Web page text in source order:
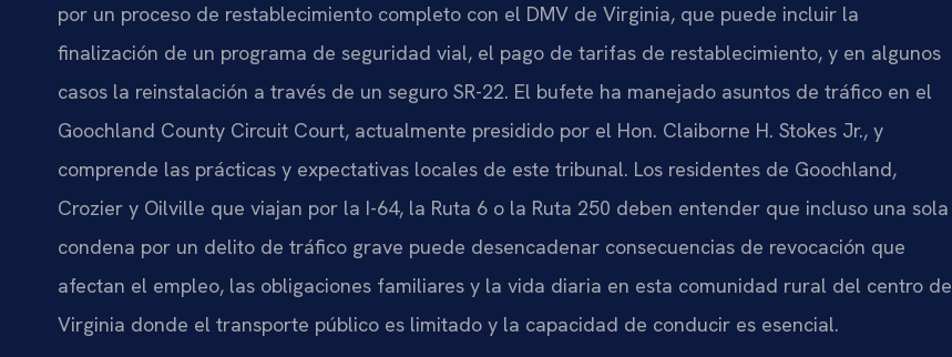
por un proceso de restablecimiento completo con el DMV de Virginia, que puede incluir la
finalización de un programa de seguridad vial, el pago de tarifas de restablecimiento, y en algunos
casos la reinstalación a través de un seguro SR-22. El bufete ha manejado asuntos de tráfico en el
Goochland County Circuit Court, actualmente presidido por el Hon. Claiborne H. Stokes Jr., y
comprende las prácticas y expectativas locales de este tribunal. Los residentes de Goochland,
Crozier y Oilville que viajan por la I-64, la Ruta 6 o la Ruta 250 deben entender que incluso una sola
condena por un delito de tráfico grave puede desencadenar consecuencias de revocación que
afectan el empleo, las obligaciones familiares y la vida diaria en esta comunidad rural del centro de
Virginia donde el transporte público es limitado y la capacidad de conducir es esencial.